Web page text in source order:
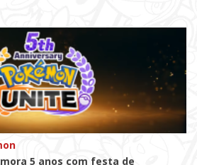
5 anos com festa de